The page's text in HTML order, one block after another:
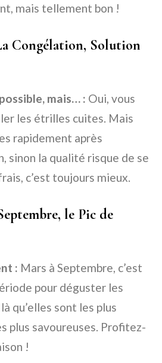
mais tellement bon !
Congélation, Solution
mais… : Oui, vous
les étrilles cuites. Mais
rapidement après
sinon la qualité risque de se
c’est toujours mieux.
le Pic de
: Mars à Septembre, c’est
pour déguster les
qu’elles sont les plus
plus savoureuses. Profitez-
!